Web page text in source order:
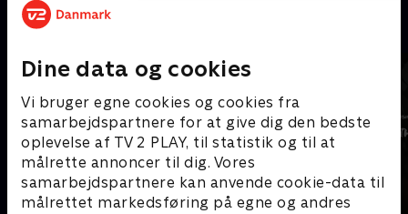
Dine data og cookies
Vi bruger egne cookies og cookies fra
samarbejdspartnere for at give dig den bedste
oplevelse af TV 2 PLAY, til statistik og til at
målrette annoncer til dig. Vores
samarbejdspartnere kan anvende cookie-data til
målrettet markedsføring på egne og andres
Mere indhold fra Disney+